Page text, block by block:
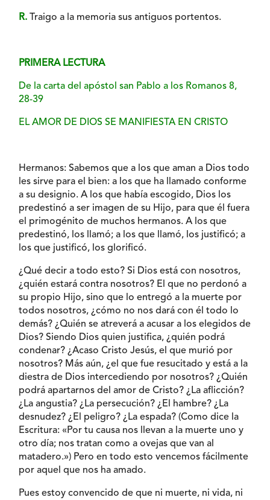
R. Traigo a la memoria sus antiguos portentos.
PRIMERA LECTURA
De la carta del apóstol san Pablo a los Romanos 8,
28-39
EL AMOR DE DIOS SE MANIFIESTA EN CRISTO
Hermanos: Sabemos que a los que aman a Dios todo
les sirve para el bien: a los que ha llamado conforme
a su designio. A los que había escogido, Dios los
predestinó a ser imagen de su Hijo, para que él fuera
el primogénito de muchos hermanos. A los que
predestinó, los llamó; a los que llamó, los justificó; a
los que justificó, los glorificó.
¿Qué decir a todo esto? Si Dios está con nosotros,
¿quién estará contra nosotros? El que no perdonó a
su propio Hijo, sino que lo entregó a la muerte por
todos nosotros, ¿cómo no nos dará con él todo lo
demás? ¿Quién se atreverá a acusar a los elegidos de
Dios? Siendo Dios quien justifica, ¿quién podrá
condenar? ¿Acaso Cristo Jesús, el que murió por
nosotros? Más aún, ¿el que fue resucitado y está a la
diestra de Dios intercediendo por nosotros? ¿Quién
podrá apartarnos del amor de Cristo? ¿La aflicción?
¿La angustia? ¿La persecución? ¿El hambre? ¿La
desnudez? ¿El peligro? ¿La espada? (Como dice la
Escritura: «Por tu causa nos llevan a la muerte uno y
otro día; nos tratan como a ovejas que van al
matadero.») Pero en todo esto vencemos fácilmente
por aquel que nos ha amado.
Pues estoy convencido de que ni muerte, ni vida, ni